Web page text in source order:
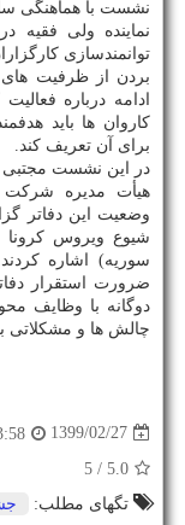
نشست با هماهنگی
نماینده ولی
توانمندسازی
بردن از ظرفیت های
ادامه درباره
کاروان ها باید
برای آن تعریف کند.
در این نشست مجتبی
هیأت مدیره شرکت
وضعیت این دفاتر
شیوع ویروس
سوریه) اشاره
ضرورت استقرار
دوگانه با وظایف
چالش ها و مشکلاتی
1399/02/27
5.0
/ 5
تگهای مطلب: